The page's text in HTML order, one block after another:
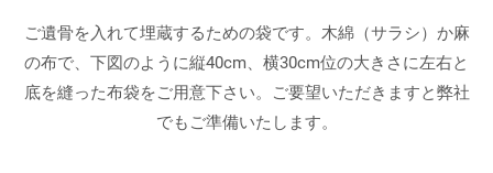
ご遺骨を入れて埋蔵するための袋です。木綿（サラシ）か麻
の布で、下図のように縦40cm、横30cm位の大きさに左右と
底を縫った布袋をご用意下さい。ご要望いただきますと弊社
でもご準備いたします。